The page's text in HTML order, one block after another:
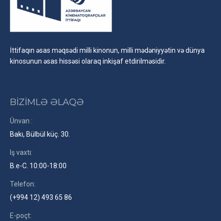
İttifaqın əsas məqsədi milli kinonun, milli mədəniyyətin və dünya
kinosunun əsas hissəsi olaraq inkişaf etdirilməsidir.
BİZİMLƏ ƏLAQƏ
Ünvan :
Bakı, Bülbül küç. 30.
Iş vaxtı:
B.e-C. 10:00-18:00
Telefon:
(+994 12) 493 65 86
E-poçt: